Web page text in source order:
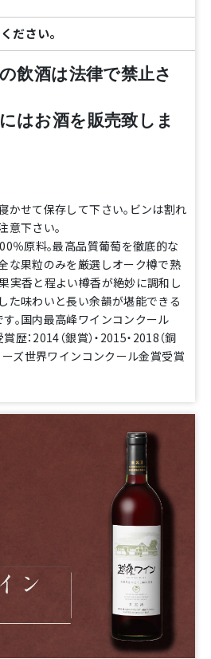
ださい。
飲酒は法律で禁止さ
はお酒を販売致しま
かせて保存して下さい。ビンは割れ
意下さい。
％原料。最高品質葡萄を徹底的な
な果粒のみを厳選しオーク樽で熟
実香と程よい樽香が絶妙に調和し
た味わいと長い余韻が堪能できる
。国内最高峰ワインコンクール
：2014（銀賞）・2015・2018（銅
ズ世界ワインコンクール金賞受賞